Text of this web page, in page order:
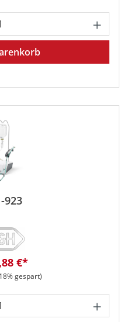
den
923
€*
gespart)
den